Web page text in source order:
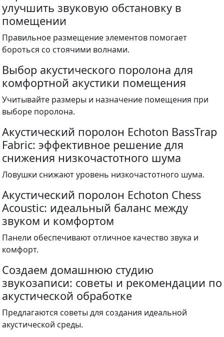
улучшить звуковую обстановку в
помещении
Правильное размещение элементов помогает
бороться со стоячими волнами.
Выбор акустического поролона для
комфортной акустики помещения
Учитывайте размеры и назначение помещения при
выборе поролона.
Акустический поролон Echoton BassTrap
Fabric: эффективное решение для
снижения низкочастотного шума
Ловушки снижают уровень низкочастотного шума.
Акустический поролон Echoton Chess
Acoustic: идеальный баланс между
звуком и комфортом
Панели обеспечивают отличное качество звука и
комфорт.
Создаем домашнюю студию
звукозаписи: советы и рекомендации по
акустической обработке
Предлагаются советы для создания идеальной
акустической среды.